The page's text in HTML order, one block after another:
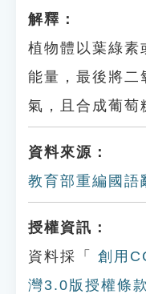
解釋：
植物體以葉綠素
能量，最後將二
氣，且合成葡萄
資料來源：
教育部重編國語
授權資訊：
資料採「
創用
灣3.0版授權條款